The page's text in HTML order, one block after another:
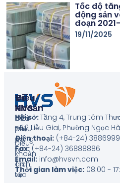
Tốc độ
động sản
đoạn
19/11/2025
Hội sở:Tầng 4, Trung tâm
số 2 Liễu Giai, Phường Ngọc
Điện thoại:(+84-24)
Fax:(+84-24) 36888886
Email:info@hvsvn.com
Thời gian làm việc:08:00 -
Về
HVS
Giới
thiệu
công
ty
Tin
tức
Điều
Khoản
Biểu
phí
Điều
khoản
dịch
vụ